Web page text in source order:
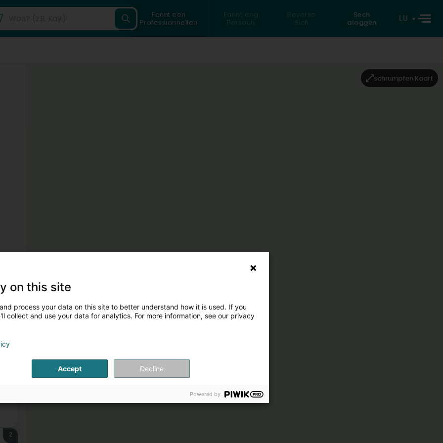
Fannt een
Professionnellen
Fannt eng
Persoun
Reverse
Sich
Sech
aloggen
LU
2
schrumpfen Kaart
on this site
process your data on this site to better understand how it is used. If you
collect and use your data for analytics. For more information, see our privacy
Accept Decline
Powered by